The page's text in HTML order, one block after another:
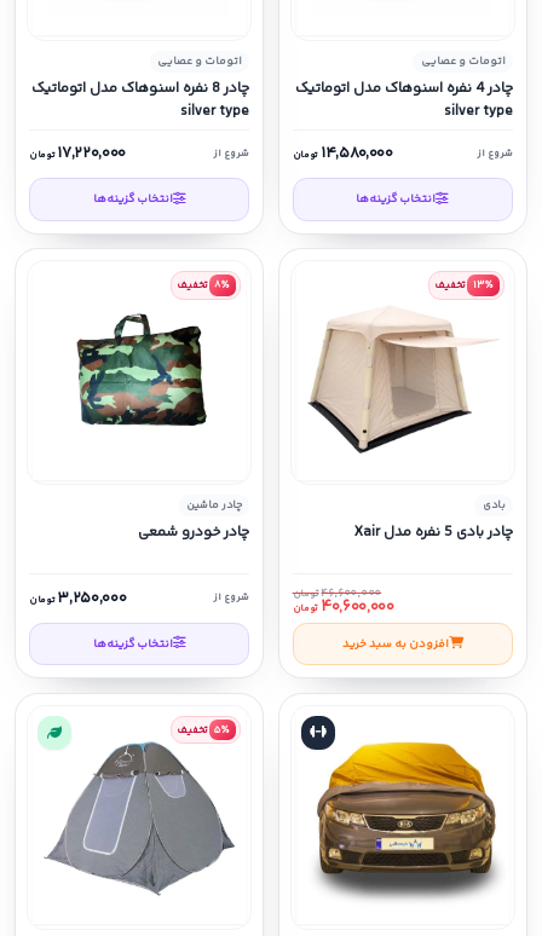
اتومات و عصایی
چادر 4 نفره اسنوهاک مدل اتوماتیک
silver type
شروع از ۱۴,۵۸۰,۰۰۰ تومان
انتخاب گزینه‌ها
اتومات و عصایی
چادر 8 نفره اسنوهاک مدل اتوماتیک
silver type
شروع از ۱۷,۲۲۰,۰۰۰ تومان
انتخاب گزینه‌ها
۱۳٪ تخفیف
بادی
چادر بادی 5 نفره مدل Xair
۴۶,۶۰۰,۰۰۰تومان
۴۰,۶۰۰,۰۰۰ تومان
افزودن به سبد خرید
۸٪ تخفیف
چادر ماشین
چادر خودرو شمعی
شروع از ۳,۲۵۰,۰۰۰ تومان
انتخاب گزینه‌ها
۵٪ تخفیف